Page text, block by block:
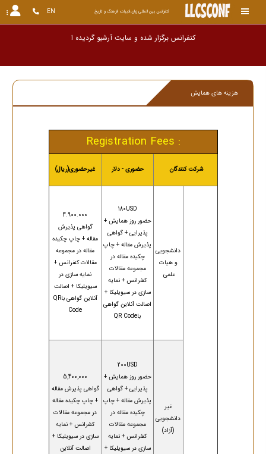
کنفرانس بین المللی زبان،ادبیات، فرهنگ و تاریخ EN
کنفرانس برگزار شده و سایت آرشیو گردیده است. ای
هزینه های همایش
Registration Fees :
شرکت کنندگان حضوری - دلار غیرحضوری(ریال)
دانشجویی
و هیات
علمی
180USD
حضور روز همایش +
پذیرایی + گواهی
پذیرش مقاله + چاپ
چکیده مقاله در
مجموعه مقالات
کنفرانس + نمایه
سازی در سیویلیکا +
اصالت آنلاین گواهی
باQR Code
4.900.000
گواهی پذیرش
مقاله + چاپ چکیده
مقاله در مجموعه
مقالات کنفرانس +
نمایه سازی در
سیویلیکا + اصالت
آنلاین گواهی باQR
Code
غیر
دانشجویی
(آزاد)
200USD
حضور روز همایش +
پذیرایی + گواهی
پذیرش مقاله + چاپ
چکیده مقاله در
مجموعه مقالات
کنفرانس + نمایه
سازی در سیویلیکا +
5,400,000
گواهی پذیرش مقاله
+ چاپ چکیده مقاله
در مجموعه مقالات
کنفرانس + نمایه
سازی در سیویلیکا +
اصالت آنلاین